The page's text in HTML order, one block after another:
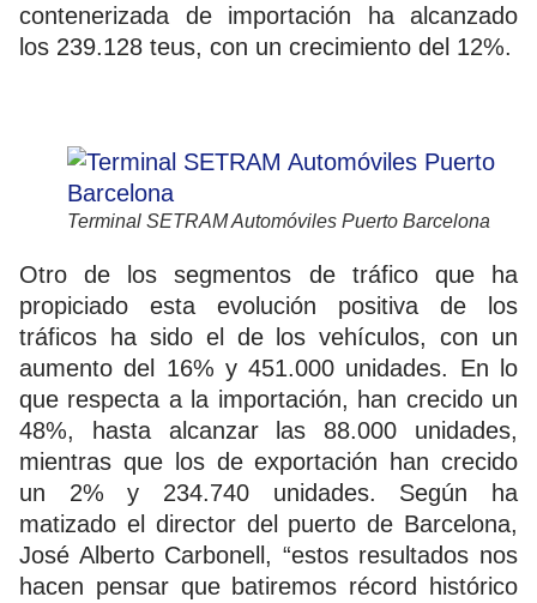
contenerizada de importación ha alcanzado
los 239.128 teus, con un crecimiento del 12%.
Terminal SETRAM Automóviles Puerto Barcelona
Otro de los segmentos de tráfico que ha
propiciado esta evolución positiva de los
tráficos ha sido el de los vehículos, con un
aumento del 16% y 451.000 unidades. En lo
que respecta a la importación, han crecido un
48%, hasta alcanzar las 88.000 unidades,
mientras que los de exportación han crecido
un 2% y 234.740 unidades. Según ha
matizado el director del puerto de Barcelona,
José Alberto Carbonell, “estos resultados nos
hacen pensar que batiremos récord histórico